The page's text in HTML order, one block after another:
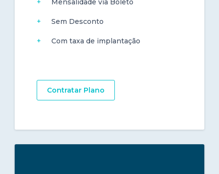
Mensalidade via Boleto
Sem Desconto
Com taxa de implantação
Contratar Plano